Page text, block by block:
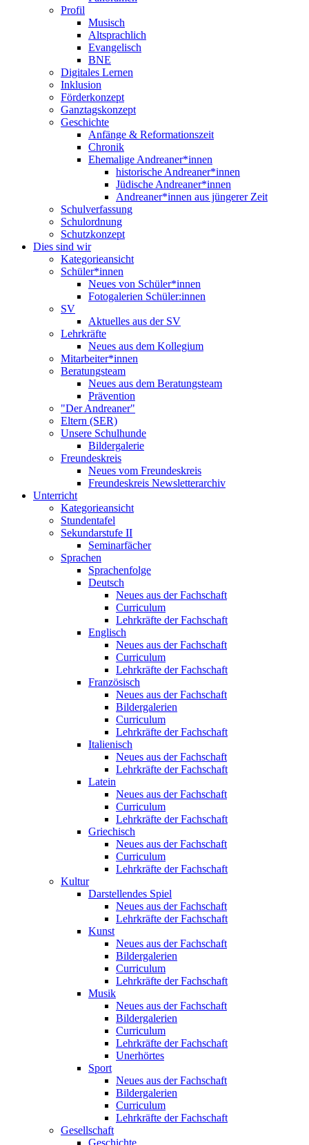
Profil
Musisch
Altsprachlich
Evangelisch
BNE
Digitales Lernen
Inklusion
Förderkonzept
Ganztagskonzept
Geschichte
Anfänge & Reformationszeit
Chronik
Ehemalige Andreaner*innen
historische Andreaner*innen
Jüdische Andreaner*innen
Andreaner*innen aus jüngerer Zeit
Schulverfassung
Schulordnung
Schutzkonzept
Dies sind wir
Kategorieansicht
Schüler*innen
Neues von Schüler*innen
Fotogalerien Schüler:innen
SV
Aktuelles aus der SV
Lehrkräfte
Neues aus dem Kollegium
Mitarbeiter*innen
Beratungsteam
Neues aus dem Beratungsteam
Prävention
"Der Andreaner"
Eltern (SER)
Unsere Schulhunde
Bildergalerie
Freundeskreis
Neues vom Freundeskreis
Freundeskreis Newsletterarchiv
Unterricht
Kategorieansicht
Stundentafel
Sekundarstufe II
Seminarfächer
Sprachen
Sprachenfolge
Deutsch
Neues aus der Fachschaft
Curriculum
Lehrkräfte der Fachschaft
Englisch
Neues aus der Fachschaft
Curriculum
Lehrkräfte der Fachschaft
Französisch
Neues aus der Fachschaft
Bildergalerien
Curriculum
Lehrkräfte der Fachschaft
Italienisch
Neues aus der Fachschaft
Lehrkräfte der Fachschaft
Latein
Neues aus der Fachschaft
Curriculum
Lehrkräfte der Fachschaft
Griechisch
Neues aus der Fachschaft
Curriculum
Lehrkräfte der Fachschaft
Kultur
Darstellendes Spiel
Neues aus der Fachschaft
Lehrkräfte der Fachschaft
Kunst
Neues aus der Fachschaft
Bildergalerien
Curriculum
Lehrkräfte der Fachschaft
Musik
Neues aus der Fachschaft
Bildergalerien
Curriculum
Lehrkräfte der Fachschaft
Unerhörtes
Sport
Neues aus der Fachschaft
Bildergalerien
Curriculum
Lehrkräfte der Fachschaft
Gesellschaft